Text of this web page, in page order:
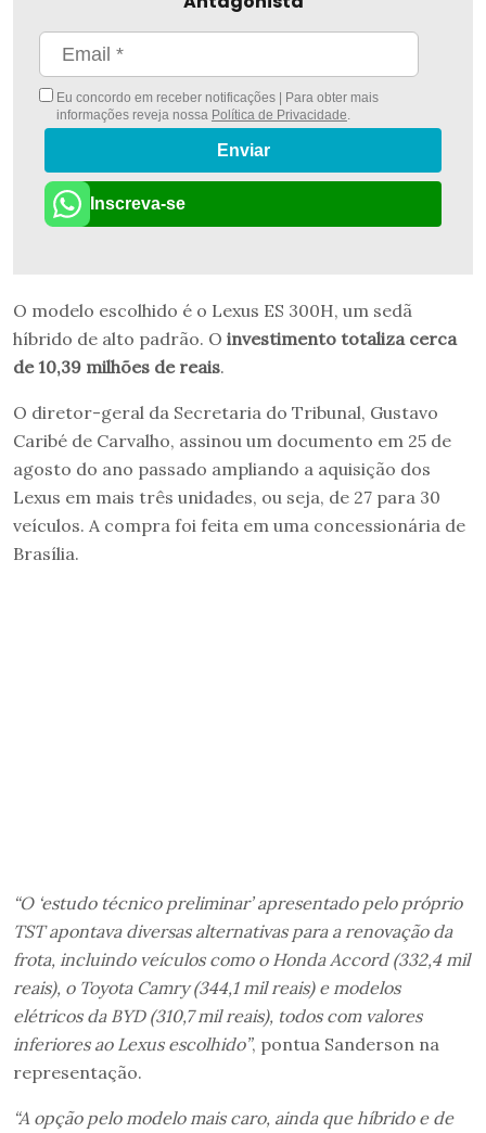
Eu concordo em receber notificações | Para obter mais
informações reveja nossa Política de Privacidade.
Enviar
Inscreva-se
O modelo escolhido é o Lexus ES 300H, um sedã
híbrido de alto padrão. O investimento totaliza cerca
de 10,39 milhões de reais.
O diretor-geral da Secretaria do Tribunal, Gustavo
Caribé de Carvalho, assinou um documento em 25 de
agosto do ano passado ampliando a aquisição dos
Lexus em mais três unidades, ou seja, de 27 para 30
veículos. A compra foi feita em uma concessionária de
Brasília.
“O ‘estudo técnico preliminar’ apresentado pelo próprio
TST apontava diversas alternativas para a renovação da
frota, incluindo veículos como o Honda Accord (332,4 mil
reais), o Toyota Camry (344,1 mil reais) e modelos
elétricos da BYD (310,7 mil reais), todos com valores
inferiores ao Lexus escolhido”, pontua Sanderson na
representação.
“A opção pelo modelo mais caro, ainda que híbrido e de